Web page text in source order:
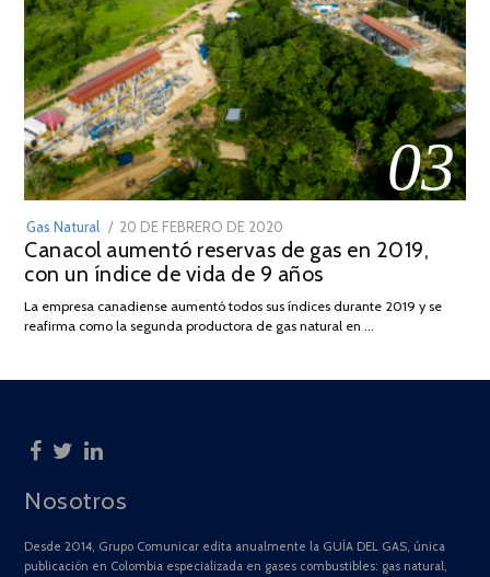
03
Gas Natural
POSTED
ON
20 DE FEBRERO DE 2020
DE
JULIO
2025
Canacol aumentó reservas de gas en 2019,
con un índice de vida de 9 años
La empresa canadiense aumentó todos sus índices durante 2019 y se
reafirma como la segunda productora de gas natural en …
Nosotros
Desde 2014, Grupo Comunicar edita anualmente la GUÍA DEL GAS, única
publicación en Colombia especializada en gases combustibles: gas natural,